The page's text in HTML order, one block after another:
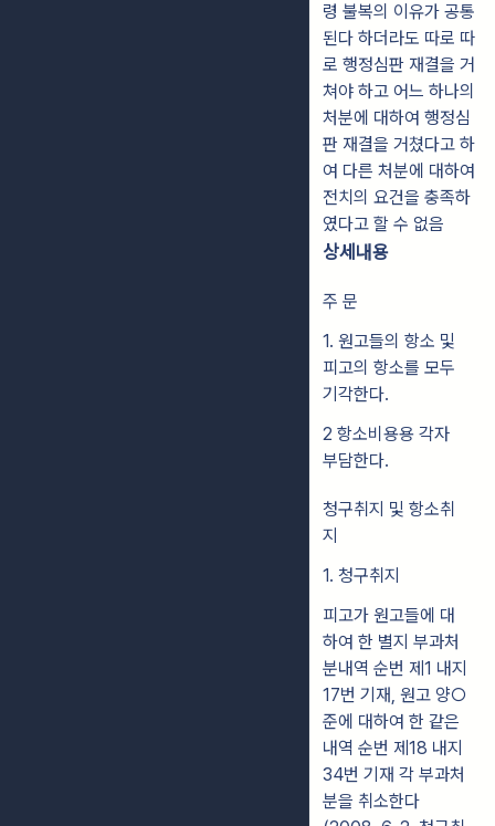
령 불복의 이유가 공통
된다 하더라도 따로 따
로 행정심판 재결을 거
쳐야 하고 어느 하나의
처분에 대하여 행정심
판 재결을 거쳤다고 하
여 다른 처분에 대하여
전치의 요건을 충족하
였다고 할 수 없음
상세내용
주 문
1. 원고들의 항소 및
피고의 항소를 모두
기각한다.
2 항소비용용 각자
부담한다.
청구취지 및 항소취
지
1. 청구취지
피고가 원고들에 대
하여 한 별지 부과처
분내역 순번 제1 내지
17번 기재, 원고 양○
준에 대하여 한 같은
내역 순번 제18 내지
34번 기재 각 부과처
분을 취소한다